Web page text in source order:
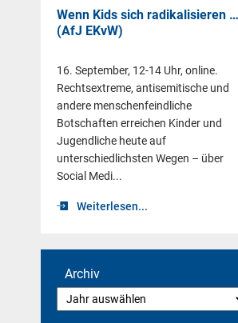
Wenn Kids sich radikalisieren …
(AfJ EKvW)
16. September, 12-14 Uhr, online.
Rechtsextreme, antisemitische und
andere menschenfeindliche
Botschaften erreichen Kinder und
Jugendliche heute auf
unterschiedlichsten Wegen – über
Social Medi...
Weiterlesen...
Archiv